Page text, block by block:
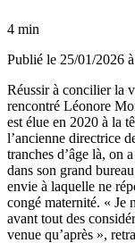
4 min
Publié le 25/01/2026
Réussir à concilier la
rencontré Léonore
est élue en 2020 à la
l’ancienne directrice
tranches d’âge là, on
dans son grand
envie à laquelle ne
congé maternité. « Je
avant tout des
venue qu’après »,